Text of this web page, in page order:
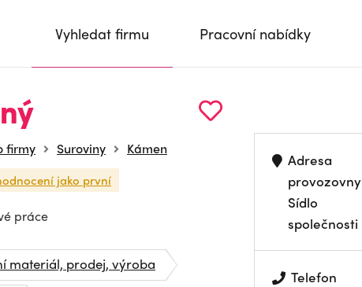
Vyhledat firmu Pracovní nabídky
firmy Suroviny Kámen
jako první
práce
materiál, prodej, výroba
Adresa
provozovny
Sídlo
společnosti
Telefon